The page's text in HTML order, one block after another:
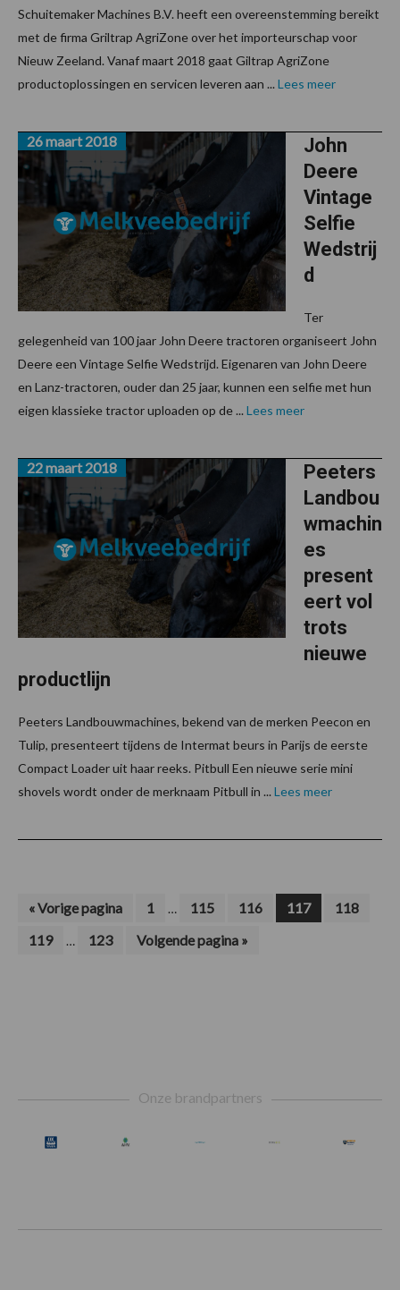
Schuitemaker Machines B.V. heeft een overeenstemming bereikt
met de firma Griltrap AgriZone over het importeurschap voor
Nieuw Zeeland. Vanaf maart 2018 gaat Giltrap AgriZone
productoplossingen en servicen leveren aan ... Lees meer
John
Deere
Vintage
Selfie
Wedstrij
d
26 maart 2018
Ter
gelegenheid van 100 jaar John Deere tractoren organiseert John
Deere een Vintage Selfie Wedstrijd. Eigenaren van John Deere
en Lanz-tractoren, ouder dan 25 jaar, kunnen een selfie met hun
eigen klassieke tractor uploaden op de ... Lees meer
Peeters
Landbou
wmachin
es
present
eert vol
trots
nieuwe
productlijn
22 maart 2018
Peeters Landbouwmachines, bekend van de merken Peecon en
Tulip, presenteert tijdens de Intermat beurs in Parijs de eerste
Compact Loader uit haar reeks. Pitbull Een nieuwe serie mini
shovels wordt onder de merknaam Pitbull in ... Lees meer
«Ga
Vorige pagina Pagina
1
Interim
zijn
… Pagina
115 Pagina
116 Pagina
117 Pagina
118
Pagina
119
Interim
… Pagina
123
Ga
naar
Volgende pagina »
Onze brandpartners